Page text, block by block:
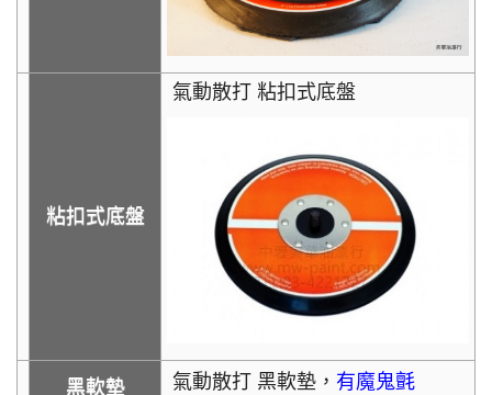
粘扣式底盤
氣動散打 粘扣式底盤
黑軟墊 氣動散打 黑軟墊， 有魔鬼氈